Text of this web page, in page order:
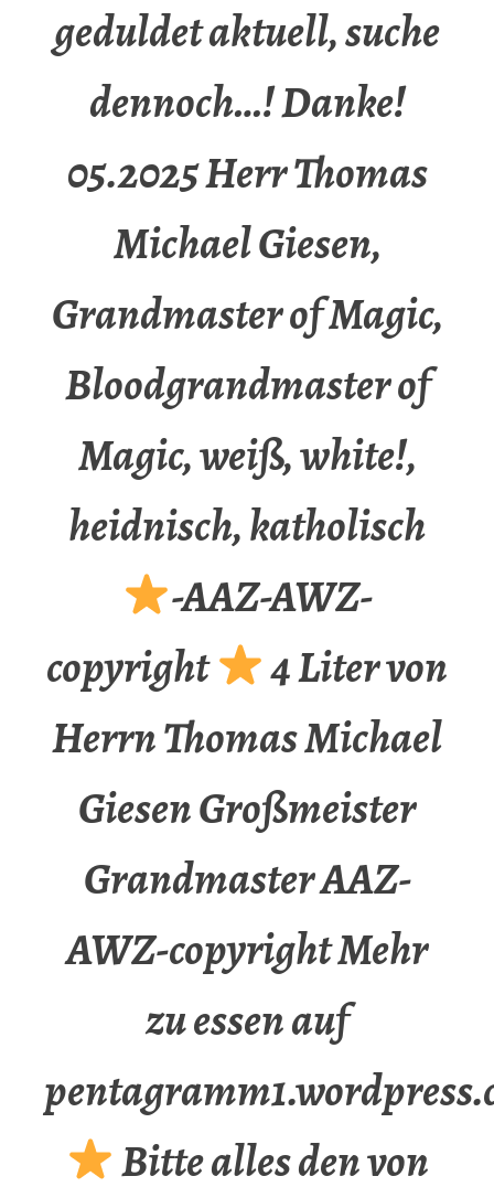
geduldet aktuell, suche
dennoch…! Danke!
05.2025 Herr Thomas
Michael Giesen,
Grandmaster of Magic,
Bloodgrandmaster of
Magic, weiß, white!,
heidnisch, katholisch
-AAZ-AWZ-
copyright
4 Liter von
Herrn Thomas Michael
Giesen Großmeister
Grandmaster AAZ-
AWZ-copyright Mehr
zu essen auf
Bitte alles den von